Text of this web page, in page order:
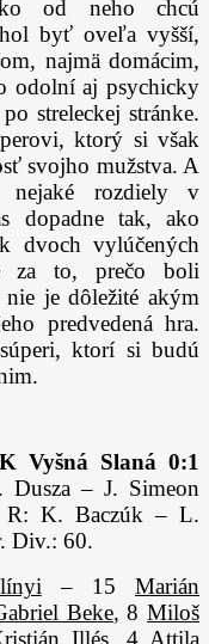
od neho chcú
byť oveľa vyšší,
najmä domácim,
odolní aj psychicky
streleckej stránke.
ktorý si však
svojho mužstva. A
nejaké rozdiely v
dopadne tak, ako
dvoch vylúčených
za to, prečo boli
je dôležité akým
predvedená hra.
ktorí si budú
Vyšná Slaná 0:1
– J. Simeon
R: K. Baczúk – L.
Div.: 60.
– 15Marián
Beke, 8Miloš
Illés , 4 Attila